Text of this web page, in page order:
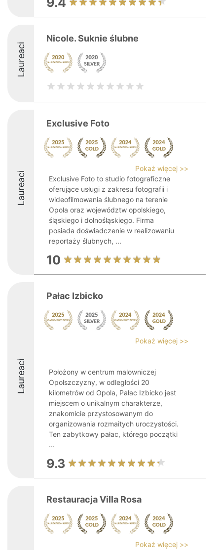
Laureaci
Nicole. Suknie ślubne
Laureaci
Exclusive Foto
Pokaż więcej >>
Exclusive Foto to studio fotograficzne
oferujące usługi z zakresu fotografii i
wideofilmowania ślubnego na terenie
Opola oraz województw opolskiego,
śląskiego i dolnośląskiego. Firma
posiada doświadczenie w realizowaniu
reportaży ślubnych, ...
10
Laureaci
Pałac Izbicko
Pokaż więcej >>
Położony w centrum malowniczej
Opolszczyzny, w odległości 20
kilometrów od Opola, Pałac Izbicko jest
miejscem o unikalnym charakterze,
znakomicie przystosowanym do
organizowania rozmaitych uroczystości.
Ten zabytkowy pałac, którego początki
...
9.3
Restauracja Villa Rosa
Pokaż więcej >>